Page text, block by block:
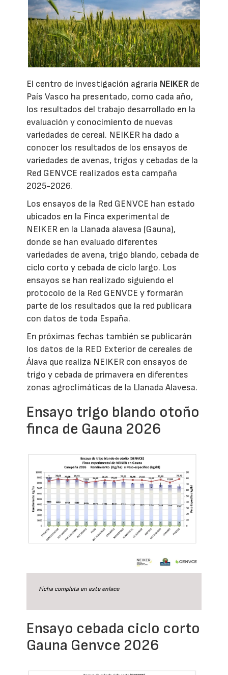
El centro de investigación agraria NEIKER de
País Vasco ha presentado, como cada año,
los resultados del trabajo desarrollado en la
evaluación y conocimiento de nuevas
variedades de cereal. NEIKER ha dado a
conocer los resultados de los ensayos de
variedades de avenas, trigos y cebadas de la
Red GENVCE realizados esta campaña
2025-2026.
Los ensayos de la Red GENVCE han estado
ubicados en la Finca experimental de
NEIKER en la Llanada alavesa (Gauna),
donde se han evaluado diferentes
variedades de avena, trigo blando, cebada de
ciclo corto y cebada de ciclo largo. Los
ensayos se han realizado siguiendo el
protocolo de la Red GENVCE y formarán
parte de los resultados que la red publicara
con datos de toda España.
En próximas fechas también se publicarán
los datos de la RED Exterior de cereales de
Álava que realiza NEIKER con ensayos de
trigo y cebada de primavera en diferentes
zonas agroclimáticas de la Llanada Alavesa.
Ensayo trigo blando otoño
finca de Gauna 2026
Ficha completa en este enlace
Ensayo cebada ciclo corto
Gauna Genvce 2026